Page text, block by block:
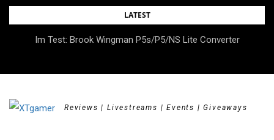
Skip
LATEST
Im Test: Brook Wingman P5s/P5/NS Lite Converter
DOK.fest München 2026 – Empowered, HerStory, Beyond
Reviews | Livestreams | Events | Giveaways